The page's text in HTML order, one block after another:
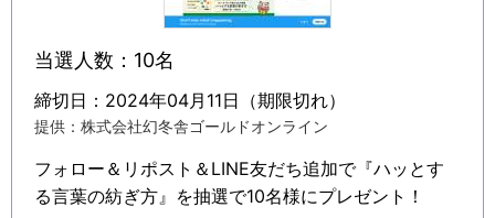
当選人数：10名
締切日：2024年04月11日（期限切れ）
提供：株式会社幻冬舎ゴールドオンライン
フォロー＆リポスト＆LINE友だち追加で『ハッとす
る言葉の紡ぎ方』を抽選で10名様にプレゼント！